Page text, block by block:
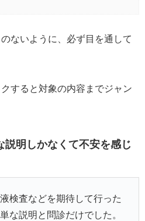
ないように、必ず目を通して
すると対象の内容までジャン
明しかなくて不安を感じ
検査などを期待して行った
な説明と問診だけでした。